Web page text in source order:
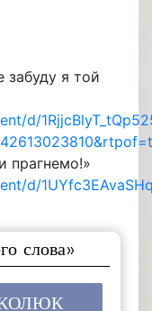
забуду я той
d/
прагнемо!»
d/
слова»